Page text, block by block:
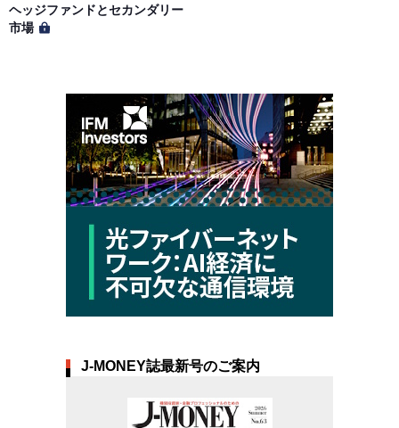
ヘッジファンドとセカンダリー
市場
J-MONEY誌最新号のご案内